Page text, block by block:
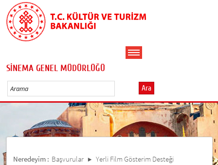
SİNEMA GENEL MÜDÜRLÜĞÜ
Ara
Neredeyim : Başvurular Yerli Film Gösterim Desteği